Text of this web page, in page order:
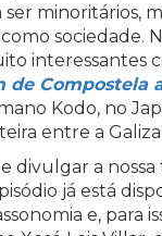
minoritários,
sociedade.
interessantes
de Compostela
Kodo, no
entre a
divulgar a
já está
e, para